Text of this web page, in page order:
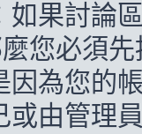
如果討論
您必須
因為您的
或由管理